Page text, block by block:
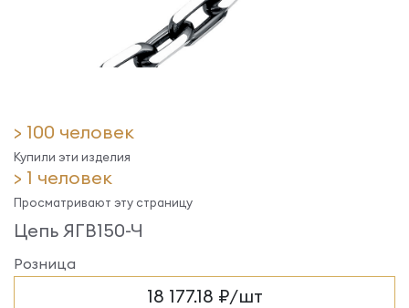
> 100 человек
Купили эти изделия
> 1 человек
Просматривают эту страницу
Цепь ЯГВ150-Ч
Розница
18 177.18 ₽/шт